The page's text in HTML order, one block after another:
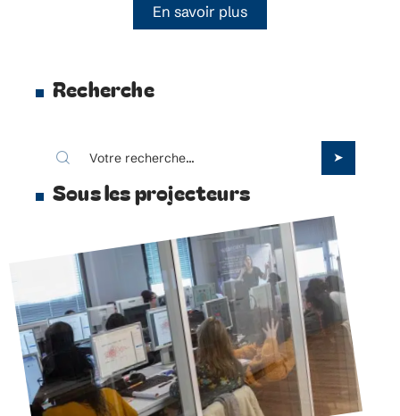
En savoir plus
Recherche
Sous les projecteurs